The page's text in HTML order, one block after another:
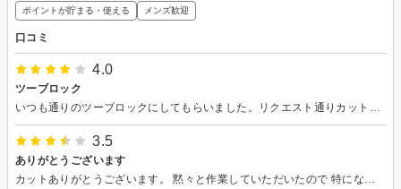
ポイントが貯まる・使える メンズ歓迎
口コミ
4.0
ツーブロック
3.5
ありがとうございます